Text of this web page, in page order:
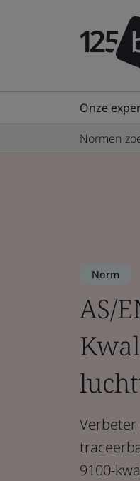
Onze
Normen
Norm
AS/
Verbeter
9100-